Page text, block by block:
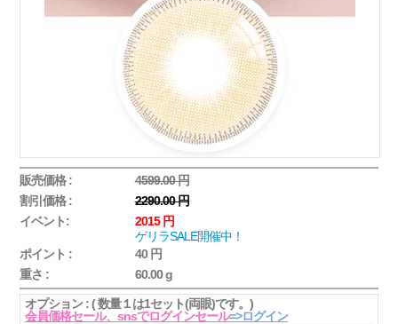
販売価格 :
4599.00 円
割引価格 :
2290.00 円
イベント:
2015 円
ゲリラSALE開催中！
ポイント :
40 円
重さ :
60.00 g
オプション : ( 数量１は1セット(両眼)です。)
会員価格セール、snsでログインセール=>ログイン